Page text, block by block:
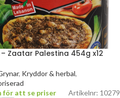
Zaatar Palestina 454g x12
, Kryddor & herbal,
för att se priser
Artikelnr: 10279